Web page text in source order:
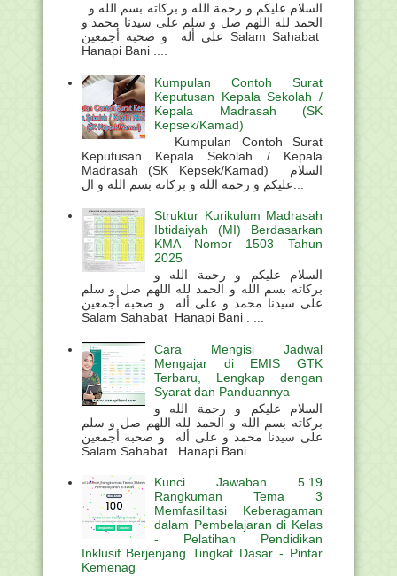
الحمد لله اللهم صل و سلم على سيدنا محمد و
على أله و صحبه أجمعين Salam Sahabat
Hanapi Bani ....
Kumpulan Contoh Surat
Keputusan Kepala Sekolah /
Kepala Madrasah (SK
Kepsek/Kamad)
Kumpulan Contoh Surat
Keputusan Kepala Sekolah / Kepala
Madrasah (SK Kepsek/Kamad) السلام
Struktur Kurikulum Madrasah
Ibtidaiyah (MI) Berdasarkan
KMA Nomor 1503 Tahun
2025
السلام عليكم و رحمة الله و
بركاته بسم الله و الحمد لله اللهم صل و سلم
على سيدنا محمد و على أله و صحبه أجمعين
Salam Sahabat Hanapi Bani . ...
Cara Mengisi Jadwal
Mengajar di EMIS GTK
Terbaru, Lengkap dengan
Syarat dan Panduannya
السلام عليكم و رحمة الله و
بركاته بسم الله و الحمد لله اللهم صل و سلم
على سيدنا محمد و على أله و صحبه أجمعين
Salam Sahabat Hanapi Bani . ...
Kunci Jawaban 5.19
Rangkuman Tema 3
Memfasilitasi Keberagaman
dalam Pembelajaran di Kelas
- Pelatihan Pendidikan
Inklusif Berjenjang Tingkat Dasar - Pintar
Kemenag